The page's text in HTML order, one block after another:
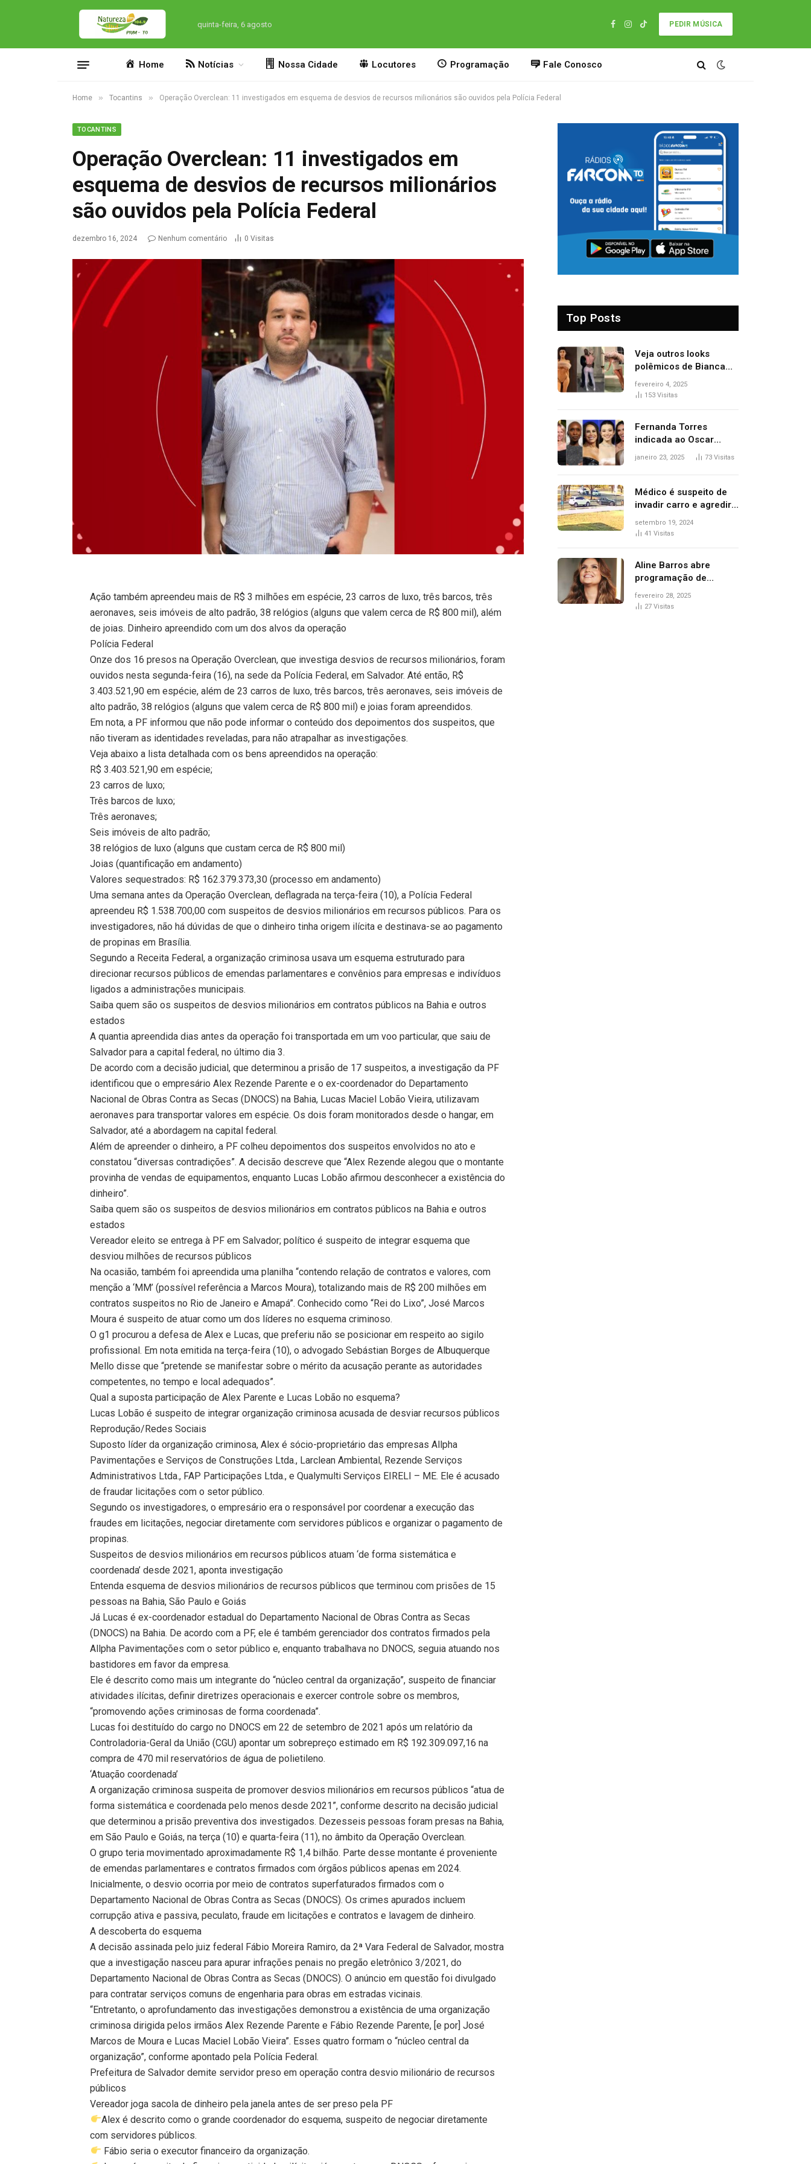
quinta-feira, 6 agosto
Facebook
Instagram
TikTok
PEDIR MÚSICA
Home Notícias Nossa Cidade Locutores Programação Fale Conosco
Home » Tocantins » Operação Overclean: 11 investigados em esquema de desvios de recursos milionários são ouvidos pela Polícia Federal
TOCANTINS
Operação Overclean: 11 investigados em
esquema de desvios de recursos milionários
são ouvidos pela Polícia Federal
dezembro 16, 2024 Nenhum comentário 0 Visitas
Ação também apreendeu mais de R$ 3 milhões em espécie, 23 carros de luxo, três barcos, três
aeronaves, seis imóveis de alto padrão, 38 relógios (alguns que valem cerca de R$ 800 mil), além
de joias. Dinheiro apreendido com um dos alvos da operação
Polícia Federal
Onze dos 16 presos na Operação Overclean, que investiga desvios de recursos milionários, foram
ouvidos nesta segunda-feira (16), na sede da Polícia Federal, em Salvador. Até então, R$
3.403.521,90 em espécie, além de 23 carros de luxo, três barcos, três aeronaves, seis imóveis de
alto padrão, 38 relógios (alguns que valem cerca de R$ 800 mil) e joias foram apreendidos.
Em nota, a PF informou que não pode informar o conteúdo dos depoimentos dos suspeitos, que
não tiveram as identidades reveladas, para não atrapalhar as investigações.
Veja abaixo a lista detalhada com os bens apreendidos na operação:
R$ 3.403.521,90 em espécie;
23 carros de luxo;
Três barcos de luxo;
Três aeronaves;
Seis imóveis de alto padrão;
38 relógios de luxo (alguns que custam cerca de R$ 800 mil)
Joias (quantificação em andamento)
Valores sequestrados: R$ 162.379.373,30 (processo em andamento)
Uma semana antes da Operação Overclean, deflagrada na terça-feira (10), a Polícia Federal
apreendeu R$ 1.538.700,00 com suspeitos de desvios milionários em recursos públicos. Para os
investigadores, não há dúvidas de que o dinheiro tinha origem ilícita e destinava-se ao pagamento
de propinas em Brasília.
Segundo a Receita Federal, a organização criminosa usava um esquema estruturado para
direcionar recursos públicos de emendas parlamentares e convênios para empresas e indivíduos
ligados a administrações municipais.
Saiba quem são os suspeitos de desvios milionários em contratos públicos na Bahia e outros
estados
A quantia apreendida dias antes da operação foi transportada em um voo particular, que saiu de
Salvador para a capital federal, no último dia 3.
De acordo com a decisão judicial, que determinou a prisão de 17 suspeitos, a investigação da PF
identificou que o empresário Alex Rezende Parente e o ex-coordenador do Departamento
Nacional de Obras Contra as Secas (DNOCS) na Bahia, Lucas Maciel Lobão Vieira, utilizavam
aeronaves para transportar valores em espécie. Os dois foram monitorados desde o hangar, em
Salvador, até a abordagem na capital federal.
Além de apreender o dinheiro, a PF colheu depoimentos dos suspeitos envolvidos no ato e
constatou “diversas contradições”. A decisão descreve que “Alex Rezende alegou que o montante
provinha de vendas de equipamentos, enquanto Lucas Lobão afirmou desconhecer a existência do
dinheiro”.
Saiba quem são os suspeitos de desvios milionários em contratos públicos na Bahia e outros
estados
Vereador eleito se entrega à PF em Salvador; político é suspeito de integrar esquema que
desviou milhões de recursos públicos
Na ocasião, também foi apreendida uma planilha “contendo relação de contratos e valores, com
menção a ‘MM’ (possível referência a Marcos Moura), totalizando mais de R$ 200 milhões em
contratos suspeitos no Rio de Janeiro e Amapá”. Conhecido como “Rei do Lixo”, José Marcos
Moura é suspeito de atuar como um dos líderes no esquema criminoso.
O g1 procurou a defesa de Alex e Lucas, que preferiu não se posicionar em respeito ao sigilo
profissional. Em nota emitida na terça-feira (10), o advogado Sebástian Borges de Albuquerque
Mello disse que “pretende se manifestar sobre o mérito da acusação perante as autoridades
competentes, no tempo e local adequados”.
Qual a suposta participação de Alex Parente e Lucas Lobão no esquema?
Lucas Lobão é suspeito de integrar organização criminosa acusada de desviar recursos públicos
Reprodução/Redes Sociais
Suposto líder da organização criminosa, Alex é sócio-proprietário das empresas Allpha
Pavimentações e Serviços de Construções Ltda., Larclean Ambiental, Rezende Serviços
Administrativos Ltda., FAP Participações Ltda., e Qualymulti Serviços EIRELI – ME. Ele é acusado
de fraudar licitações com o setor público.
Segundo os investigadores, o empresário era o responsável por coordenar a execução das
fraudes em licitações, negociar diretamente com servidores públicos e organizar o pagamento de
propinas.
Suspeitos de desvios milionários em recursos públicos atuam ‘de forma sistemática e
coordenada’ desde 2021, aponta investigação
Entenda esquema de desvios milionários de recursos públicos que terminou com prisões de 15
pessoas na Bahia, São Paulo e Goiás
Já Lucas é ex-coordenador estadual do Departamento Nacional de Obras Contra as Secas
(DNOCS) na Bahia. De acordo com a PF, ele é também gerenciador dos contratos firmados pela
Allpha Pavimentações com o setor público e, enquanto trabalhava no DNOCS, seguia atuando nos
bastidores em favor da empresa.
Ele é descrito como mais um integrante do “núcleo central da organização”, suspeito de financiar
atividades ilícitas, definir diretrizes operacionais e exercer controle sobre os membros,
“promovendo ações criminosas de forma coordenada”.
Lucas foi destituído do cargo no DNOCS em 22 de setembro de 2021 após um relatório da
Controladoria-Geral da União (CGU) apontar um sobrepreço estimado em R$ 192.309.097,16 na
compra de 470 mil reservatórios de água de polietileno.
‘Atuação coordenada’
A organização criminosa suspeita de promover desvios milionários em recursos públicos “atua de
forma sistemática e coordenada pelo menos desde 2021”, conforme descrito na decisão judicial
que determinou a prisão preventiva dos investigados. Dezesseis pessoas foram presas na Bahia,
em São Paulo e Goiás, na terça (10) e quarta-feira (11), no âmbito da Operação Overclean.
O grupo teria movimentado aproximadamente R$ 1,4 bilhão. Parte desse montante é proveniente
de emendas parlamentares e contratos firmados com órgãos públicos apenas em 2024.
Inicialmente, o desvio ocorria por meio de contratos superfaturados firmados com o
Departamento Nacional de Obras Contra as Secas (DNOCS). Os crimes apurados incluem
corrupção ativa e passiva, peculato, fraude em licitações e contratos e lavagem de dinheiro.
A descoberta do esquema
A decisão assinada pelo juiz federal Fábio Moreira Ramiro, da 2ª Vara Federal de Salvador, mostra
que a investigação nasceu para apurar infrações penais no pregão eletrônico 3/2021, do
Departamento Nacional de Obras Contra as Secas (DNOCS). O anúncio em questão foi divulgado
para contratar serviços comuns de engenharia para obras em estradas vicinais.
“Entretanto, o aprofundamento das investigações demonstrou a existência de uma organização
criminosa dirigida pelos irmãos Alex Rezende Parente e Fábio Rezende Parente, [e por] José
Marcos de Moura e Lucas Maciel Lobão Vieira”. Esses quatro formam o “núcleo central da
organização”, conforme apontado pela Polícia Federal.
Prefeitura de Salvador demite servidor preso em operação contra desvio milionário de recursos
públicos
Vereador joga sacola de dinheiro pela janela antes de ser preso pela PF
Alex é descrito como o grande coordenador do esquema, suspeito de negociar diretamente
com servidores públicos.
Fábio seria o executor financeiro da organização.
Top Posts
Veja outros looks
polêmicos de Bianca
Censori, esposa de
Kanye West que
fevereiro 4, 2025
153 Visitas
Fernanda Torres
indicada ao Oscar
2025: veja as
janeiro 23, 2025 73 Visitas
Médico é suspeito de
invadir carro e agredir
delegado aposentado
durante confusão no
setembro 19, 2024
41 Visitas
Aline Barros abre
programação de
Carnaval na Praça dos
Girassóis nesta sexta-
fevereiro 28, 2025
27 Visitas